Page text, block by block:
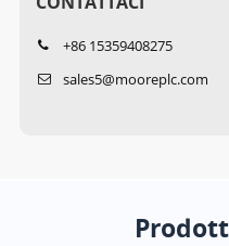
+86 15359408275
sales5@mooreplc.com